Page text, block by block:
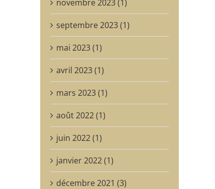
novembre 2023 (1)
septembre 2023 (1)
mai 2023 (1)
avril 2023 (1)
mars 2023 (1)
août 2022 (1)
juin 2022 (1)
janvier 2022 (1)
décembre 2021 (3)